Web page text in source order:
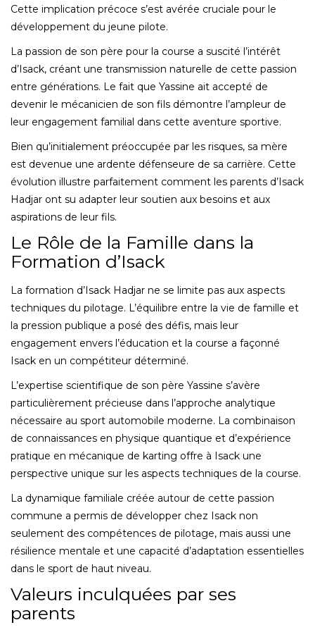
Cette implication précoce s’est avérée cruciale pour le
développement du jeune pilote.
La passion de son père pour la course a suscité l’intérêt
d’Isack, créant une transmission naturelle de cette passion
entre générations. Le fait que Yassine ait accepté de
devenir le mécanicien de son fils démontre l’ampleur de
leur engagement familial dans cette aventure sportive.
Bien qu’initialement préoccupée par les risques, sa mère
est devenue une ardente défenseure de sa carrière. Cette
évolution illustre parfaitement comment les parents d’Isack
Hadjar ont su adapter leur soutien aux besoins et aux
aspirations de leur fils.
Le Rôle de la Famille dans la
Formation d’Isack
La formation d’Isack Hadjar ne se limite pas aux aspects
techniques du pilotage. L’équilibre entre la vie de famille et
la pression publique a posé des défis, mais leur
engagement envers l’éducation et la course a façonné
Isack en un compétiteur déterminé.
L’expertise scientifique de son père Yassine s’avère
particulièrement précieuse dans l’approche analytique
nécessaire au sport automobile moderne. La combinaison
de connaissances en physique quantique et d’expérience
pratique en mécanique de karting offre à Isack une
perspective unique sur les aspects techniques de la course.
La dynamique familiale créée autour de cette passion
commune a permis de développer chez Isack non
seulement des compétences de pilotage, mais aussi une
résilience mentale et une capacité d’adaptation essentielles
dans le sport de haut niveau.
Valeurs inculquées par ses
parents